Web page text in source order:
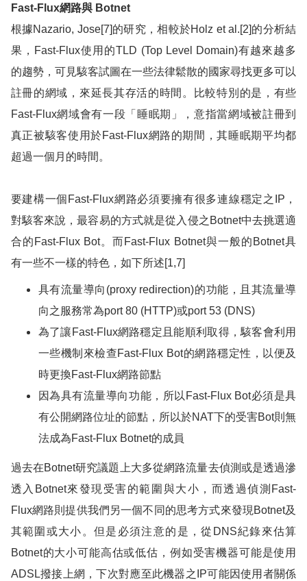
Fast-Flux網路與Botnet
根據Nazario, Jose[7]的研究，相較於Holz et al.[2]的分析結
果， Fast-Flux使用的TLD (Top Level Domain)有越來越多
的趨勢，可見駭客試圖在一些法律鬆散的國家尋找更多可以
註冊的網域，來延長其存活的時間。比較特別的是，有些
Fast-Flux網域會有一段「睡眠期」，意指當網域被註冊到
真正被駭客使用於Fast-Flux網路的期間，其睡眠期平均都
超過一個月的時間。
要建構一個 Fast-Flux網路必須要擁有很多連線穩定之 IP ，
對駭客來說，最容易的方式就是從入侵之 Botnet中去挑選適
合的 Fast-Flux Bot。而Fast-Flux Botnet與一般的 Botnet具
有一些不一樣的特色，如下所述[1,7]
具有流量導向 (proxy redirection)的功能，且其流量導
向之服務常為port 80 (HTTP)或port 53 (DNS)
為了讓 Fast-Flux網路穩定且能順利取得，駭客會利用
一些機制來檢查Fast-Flux Bot的網路穩定性，以便及
時更換Fast-Flux網路節點
因為具有流量導向功能，所以 Fast-Flux Bot必須是具
有公開網路位址的節點，所以於NAT下的受害Bot則無
法成為Fast-Flux Botnet的成員
過去在Botnet研究議題上大多從網路流量去偵測或是透過滲
透入 Botnet來發現受害的範圍與大小，而透過偵測 Fast-
Flux網路則提供我們另一個不同的思考方式來發現 Botnet及
其範圍或大小。但是必須注意的是，從 DNS紀錄來估算
Botnet的大小可能高估或低估，例如受害機器可能是使用
ADSL撥接上網，下次對應至此機器之 IP可能因使用者關係